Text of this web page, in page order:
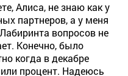
Алиса, не знаю как у
партнеров, а у меня
вопросов не
Конечно, было
когда в декабре
процент. Надеюсь